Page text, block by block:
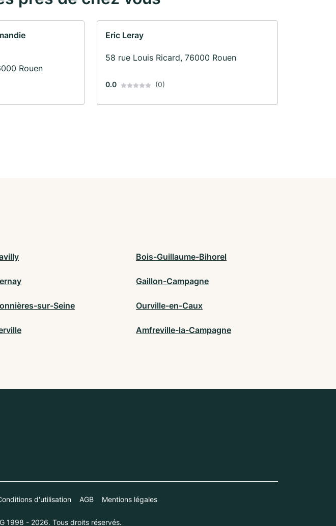
Rouen
Eric Leray
58 rue Louis Ricard, 76000 Rouen
0.0 (0)
Bois-Guillaume-Bihorel
Gaillon-Campagne
sur-Seine Ourville-en-Caux
Amfreville-la-Campagne
d'utilisation AGB Mentions légales
1998 - 2026. Tous droits réservés.